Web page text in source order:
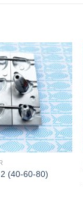
(40-60-80)